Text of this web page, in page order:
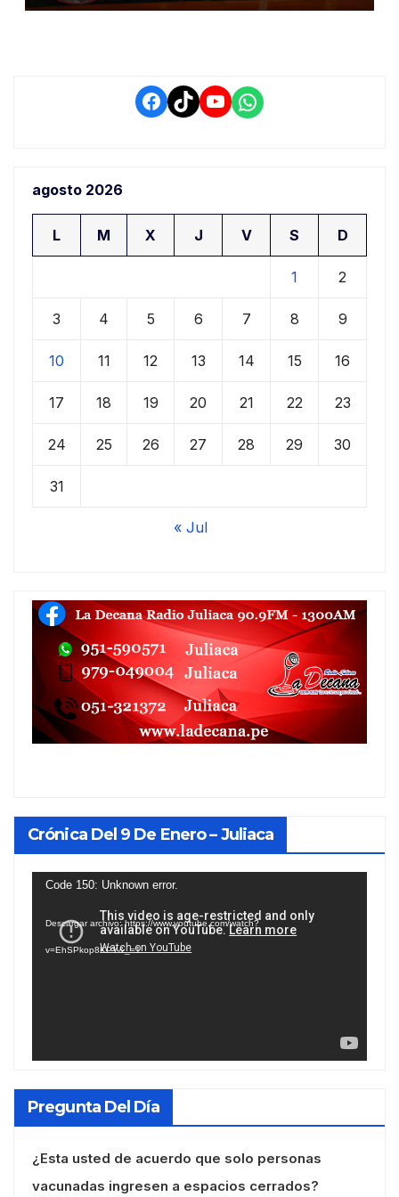
retrasos
Facebook
TikTokYouTube
WhatsApp
agosto 2026
L M X J V S D
1 2
3 4 5 6 7 8 9
10 11 12 13 14 15 16
17 18 19 20 21 22 23
24 25 26 27 28 29 30
31
« Jul
Crónica Del 9 De Enero – Juliaca
Reproductor
vídeo
Code 150: Unknown error.
Descargar archivo: https://www.youtube.com/watch?
v=EhSPkop8KPY&_=1
Pregunta Del Día
¿Esta usted de acuerdo que solo personas
vacunadas ingresen a espacios cerrados?